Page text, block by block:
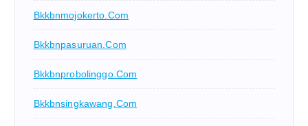
Bkkbnmojokerto.com
Bkkbnpasuruan.com
Bkkbnprobolinggo.com
Bkkbnsingkawang.com